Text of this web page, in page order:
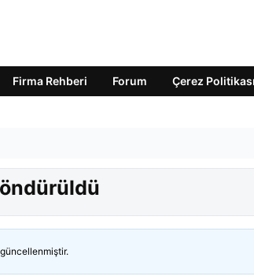
Firma Rehberi Forum Çerez Politikası